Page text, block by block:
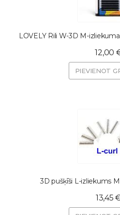
LOVELY Rili W-3D M-
12,00
PIEVIENOT
3D pušķīši L-izliekums
13,45